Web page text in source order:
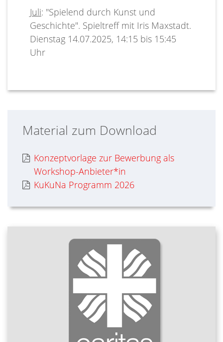
Juli: "Spielend durch Kunst und
Geschichte". Spieltreff mit Iris Maxstadt.
Dienstag 14.07.2025, 14:15 bis 15:45
Uhr
Material zum Download
Konzeptvorlage zur Bewerbung als
Workshop-Anbieter*in
KuKuNa Programm 2026